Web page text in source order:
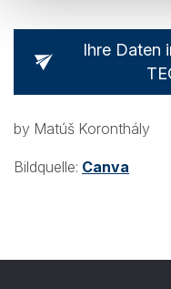
Ihre Daten
by Matúš Koronthály
Bildquelle: Canva